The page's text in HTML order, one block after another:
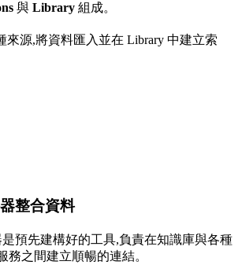
與 Library 組成。
來源,將資料匯入並在 Library 中建立索
整合資料
是預先建構好的工具,負責在知識庫與各種
務之間建立順暢的連結。